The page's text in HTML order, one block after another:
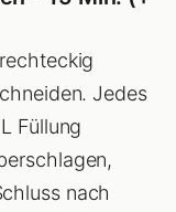
Jedes
Füllung
nach